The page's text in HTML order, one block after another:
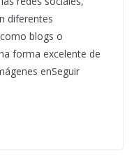
diferentes
blogs o
forma excelente de
enSeguir